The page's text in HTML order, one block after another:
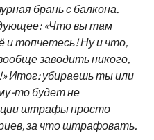
брань с балкона.
«Что вы там
и топчетесь! Ну и что,
заводить никого,
Итог: убираешь ты или
то будет не
штрафы просто
за что штрафовать.